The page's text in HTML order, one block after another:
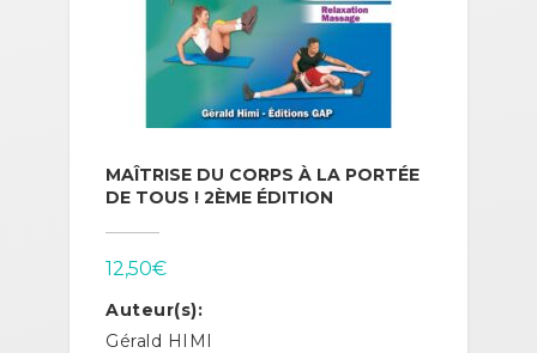
MAÎTRISE DU CORPS À LA PORTÉE
DE TOUS ! 2ÈME ÉDITION
12,50€
Auteur(s):
Gérald HIMI